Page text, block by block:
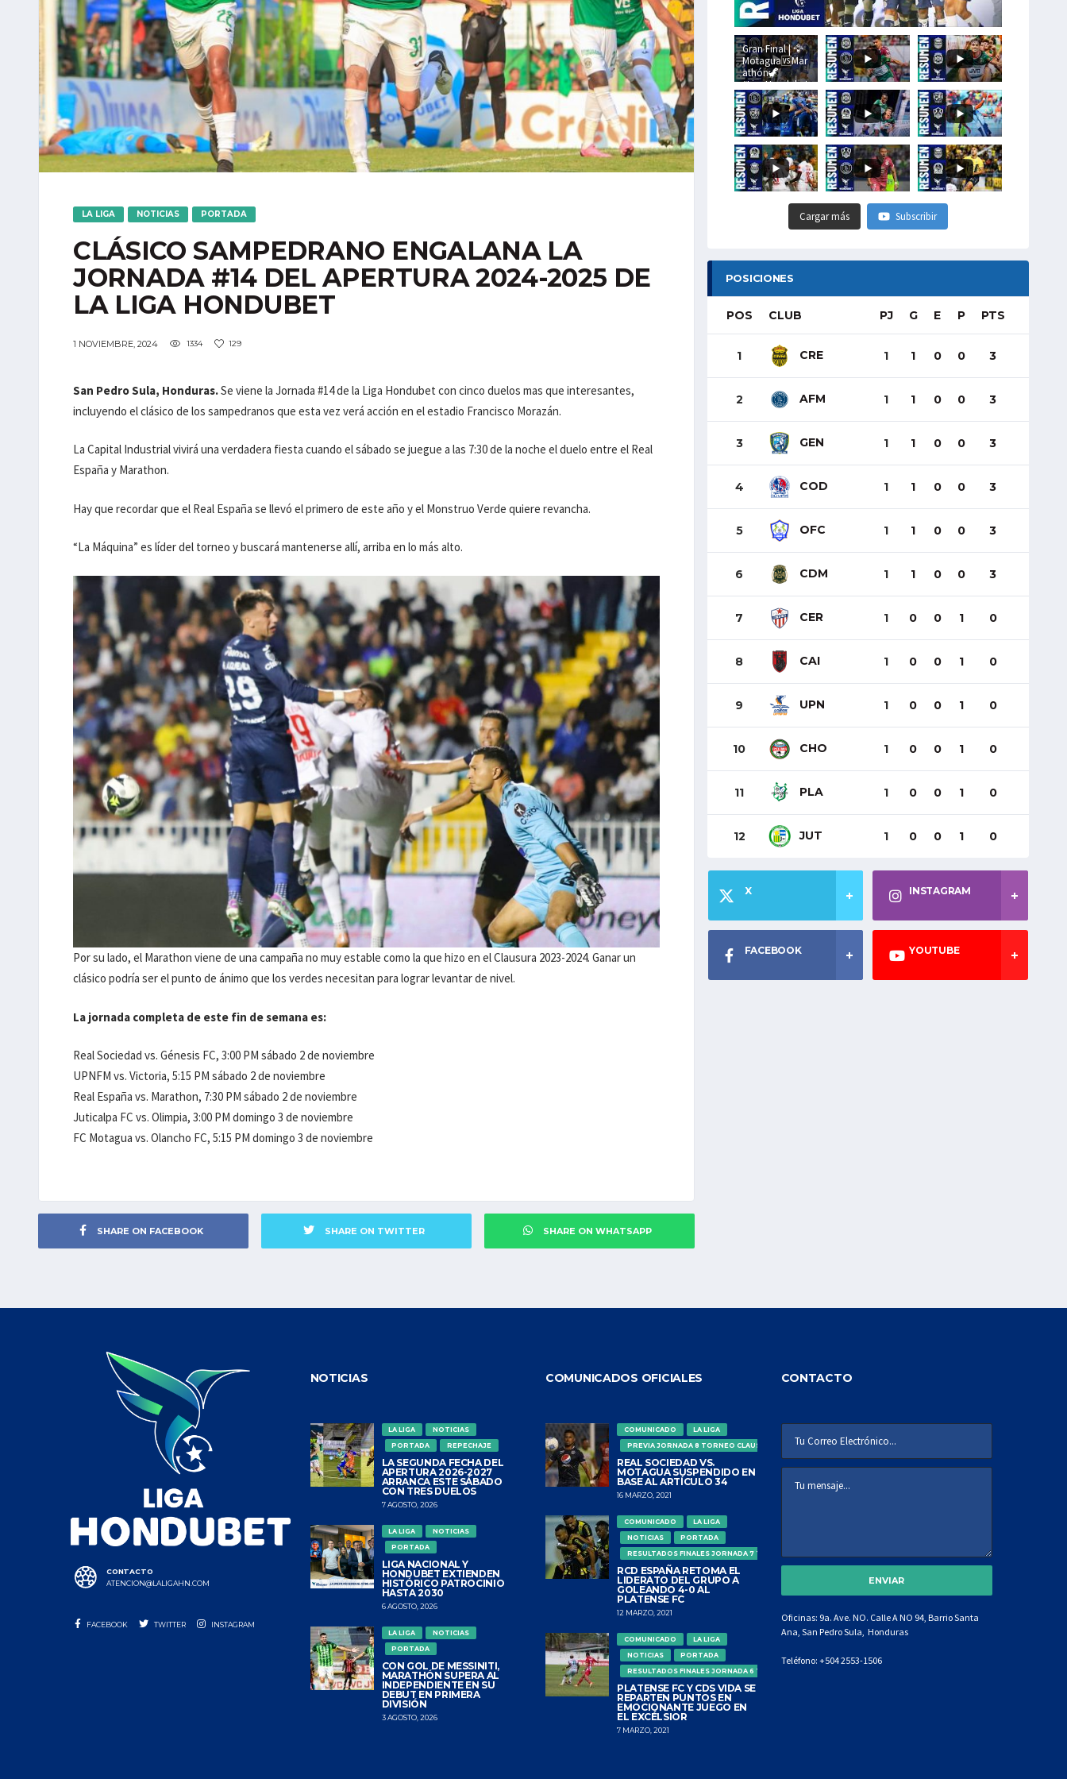
LA LIGA NOTICIAS PORTADA
CLÁSICO SAMPEDRANO ENGALANA LA
JORNADA #14 DEL APERTURA 2024-2025 DE
LA LIGA HONDUBET
1 NOVIEMBRE, 2024 1334 129
San Pedro Sula, Honduras.Se viene la Jornada #14 de la Liga Hondubet con cinco duelos mas que interesantes,
incluyendo el clásico de los sampedranos que esta vez verá acción en el estadio Francisco Morazán.
La Capital Industrial vivirá una verdadera fiesta cuando el sábado se juegue a las 7:30 de la noche el duelo entre el Real
España y Marathon.
Hay que recordar que el Real España se llevó el primero de este año y el Monstruo Verde quiere revancha.
“La Máquina” es líder del torneo y buscará mantenerse allí, arriba en lo más alto.
Por su lado, el Marathon viene de una campaña no muy estable como la que hizo en el Clausura 2023-2024. Ganar un
clásico podría ser el punto de ánimo que los verdes necesitan para lograr levantar de nivel.
La jornada completa de este fin de semana es:
Real Sociedad vs. Génesis FC, 3:00 PM sábado 2 de noviembre
UPNFM vs. Victoria, 5:15 PM sábado 2 de noviembre
Real España vs. Marathon, 7:30 PM sábado 2 de noviembre
Juticalpa FC vs. Olimpia, 3:00 PM domingo 3 de noviembre
FC Motagua vs. Olancho FC, 5:15 PM domingo 3 de noviembre
SHARE ON FACEBOOK SHARE ON TWITTER SHARE ON WHATSAPP
Gran Final | 🦅
Motagua🆚Mar
athón🦖
#LigaHondubet
Cargar más Subscribir
POSICIONES
POS CLUB PJ G E P PTS
1 CRE 1 1 0 0 3
2 AFM 1 1 0 0 3
3 GEN 1 1 0 0 3
4 COD 1 1 0 0 3
5 OFC 1 1 0 0 3
6 CDM 1 1 0 0 3
7 CER 1 0 0 1 0
8 CAI 1 0 0 1 0
9 UPN 1 0 0 1 0
10 CHO 1 0 0 1 0
11 PLA 1 0 0 1 0
12 JUT 1 0 0 1 0
X INSTAGRAM
FACEBOOK YOUTUBE
CONTACTO
ATENCION@LALIGAHN.COM
FACEBOOK TWITTER INSTAGRAM
NOTICIAS
LA LIGA
NOTICIAS
PORTADA
REPECHAJE
LA SEGUNDA FECHA DEL
APERTURA 2026-2027
ARRANCA ESTE SÁBADO
CON TRES DUELOS
7 AGOSTO, 2026
LA LIGA
NOTICIAS
PORTADA
LIGA NACIONAL Y
HONDUBET EXTIENDEN
HISTÓRICO PATROCINIO
HASTA 2030
6 AGOSTO, 2026
LA LIGA
NOTICIAS
PORTADA
CON GOL DE MESSINITI,
MARATHÓN SUPERA AL
INDEPENDIENTE EN SU
DEBUT EN PRIMERA
DIVISIÓN
3 AGOSTO, 2026
COMUNICADOS OFICIALES
COMUNICADO
LA LIGA
PREVIA JORNADA 8 TORNEO CLAUSURA
REAL SOCIEDAD VS.
MOTAGUA SUSPENDIDO EN
BASE AL ARTÍCULO 34
16 MARZO, 2021
COMUNICADO
LA LIGA
NOTICIAS
PORTADA
RESULTADOS FINALES JORNADA 7 TORNEO CLAUSURA
RCD ESPAÑA RETOMA EL
LIDERATO DEL GRUPO A
GOLEANDO 4-0 AL
PLATENSE FC
12 MARZO, 2021
COMUNICADO
LA LIGA
NOTICIAS
PORTADA
RESULTADOS FINALES JORNADA 6 TORNEO CLAUSURA
PLATENSE FC Y CDS VIDA SE
REPARTEN PUNTOS EN
EMOCIONANTE JUEGO EN
EL EXCÉLSIOR
7 MARZO, 2021
CONTACTO
Oficinas: 9a. Ave. NO. Calle A NO 94, Barrio Santa
Ana, San Pedro Sula, Honduras
Teléfono: +504 2553-1506